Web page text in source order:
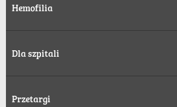
Hemofilia
Dla szpitali
Przetargi